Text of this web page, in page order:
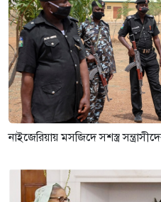
নাইজেরিয়ায় মসজিদে সশস্ত্র